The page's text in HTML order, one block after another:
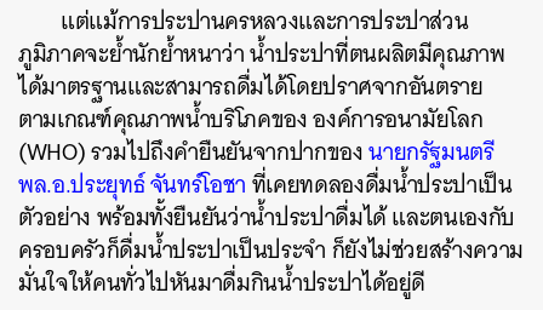
แต่แม้การประปานครหลวงและการประปาส่วน
ภูมิภาคจะย้ำนักย้ำหนาว่า น้ำประปาที่ตนผลิตมีคุณภาพ
ได้มาตรฐานและสามารถดื่มได้โดยปราศจากอันตราย
ตามเกณฑ์คุณภาพน้ำบริโภคของ องค์การอนามัยโลก
(WHO) รวมไปถึงคำยืนยันจากปากของนายกรัฐมนตรี
พล.อ.ประยุทธ์ จันทร์โอชาที่เคยทดลองดื่มน้ำประปาเป็น
ตัวอย่าง พร้อมทั้งยืนยันว่าน้ำประปาดื่มได้ และตนเองกับ
ครอบครัวก็ดื่มน้ำประปาเป็นประจำ ก็ยังไม่ช่วยสร้างความ
มั่นใจให้คนทั่วไปหันมาดื่มกินน้ำประปาได้อยู่ดี